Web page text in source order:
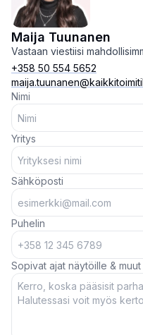
Maija Tuunanen
Vastaan viestiisi
+358 50 554 5652
Nimi
Yritys
Sähköposti
Puhelin
Sopivat ajat näytöille &